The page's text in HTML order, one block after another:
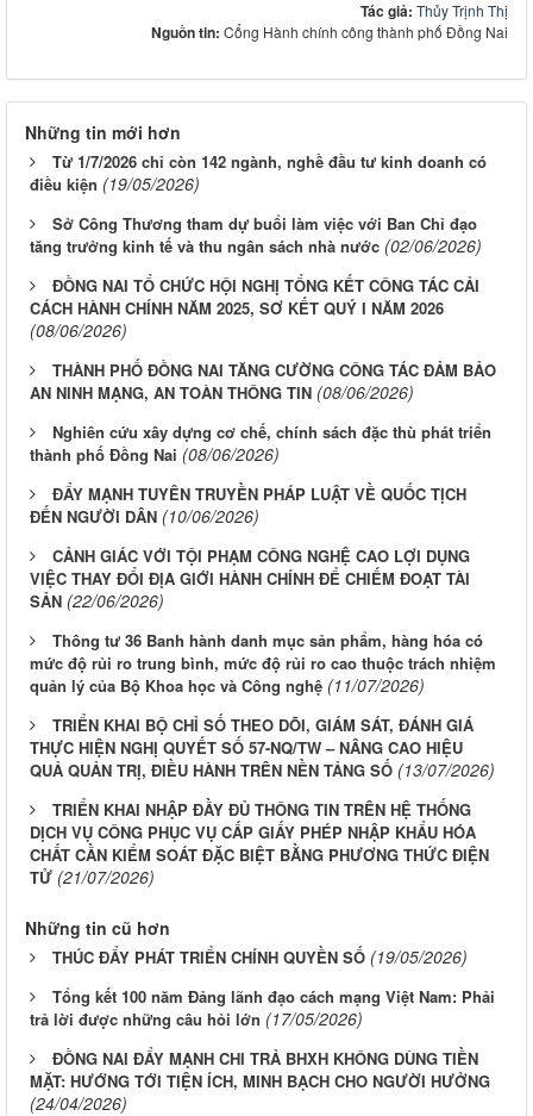
Tác giả: Thủy Trịnh Thị
Nguồn tin: Cổng Hành chính công thành phố Đồng Nai
Những tin mới hơn
Từ 1/7/2026 chỉ còn 142 ngành, nghề đầu tư kinh doanh có
điều kiện (19/05/2026)
Sở Công Thương tham dự buổi làm việc với Ban Chỉ đạo
tăng trưởng kinh tế và thu ngân sách nhà nước (02/06/2026)
ĐỒNG NAI TỔ CHỨC HỘI NGHỊ TỔNG KẾT CÔNG TÁC CẢI
CÁCH HÀNH CHÍNH NĂM 2025, SƠ KẾT QUÝ I NĂM 2026
(08/06/2026)
THÀNH PHỐ ĐỒNG NAI TĂNG CƯỜNG CÔNG TÁC ĐẢM BẢO
AN NINH MẠNG, AN TOÀN THÔNG TIN (08/06/2026)
Nghiên cứu xây dựng cơ chế, chính sách đặc thù phát triển
thành phố Đồng Nai (08/06/2026)
ĐẨY MẠNH TUYÊN TRUYỀN PHÁP LUẬT VỀ QUỐC TỊCH
ĐẾN NGƯỜI DÂN (10/06/2026)
CẢNH GIÁC VỚI TỘI PHẠM CÔNG NGHỆ CAO LỢI DỤNG
VIỆC THAY ĐỔI ĐỊA GIỚI HÀNH CHÍNH ĐỂ CHIẾM ĐOẠT TÀI
SẢN (22/06/2026)
Thông tư 36 Banh hành danh mục sản phẩm, hàng hóa có
mức độ rủi ro trung bình, mức độ rủi ro cao thuộc trách nhiệm
quản lý của Bộ Khoa học và Công nghệ (11/07/2026)
TRIỂN KHAI BỘ CHỈ SỐ THEO DÕI, GIÁM SÁT, ĐÁNH GIÁ
THỰC HIỆN NGHỊ QUYẾT SỐ 57-NQ/TW – NÂNG CAO HIỆU
QUẢ QUẢN TRỊ, ĐIỀU HÀNH TRÊN NỀN TẢNG SỐ (13/07/2026)
TRIỂN KHAI NHẬP ĐẦY ĐỦ THÔNG TIN TRÊN HỆ THỐNG
DỊCH VỤ CÔNG PHỤC VỤ CẤP GIẤY PHÉP NHẬP KHẨU HÓA
CHẤT CẦN KIỂM SOÁT ĐẶC BIỆT BẰNG PHƯƠNG THỨC ĐIỆN
TỬ (21/07/2026)
Những tin cũ hơn
THÚC ĐẨY PHÁT TRIỂN CHÍNH QUYỀN SỐ (19/05/2026)
Tổng kết 100 năm Đảng lãnh đạo cách mạng Việt Nam: Phải
trả lời được những câu hỏi lớn (17/05/2026)
ĐỒNG NAI ĐẨY MẠNH CHI TRẢ BHXH KHÔNG DÙNG TIỀN
MẶT: HƯỚNG TỚI TIỆN ÍCH, MINH BẠCH CHO NGƯỜI HƯỞNG
(24/04/2026)